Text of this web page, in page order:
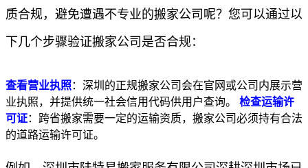
质合规，避免遭遇不专业的搬家公司呢？您可以通过以
下几个步骤验证搬家公司是否合规：
查看营业执照：深圳的正规搬家公司会在官网或公司内展示营
业执照，并提供统一社会信用代码供用户查询。 检查运输许
可证：跨省搬家需要一定的运输资质，搬家公司必须持有合法
的道路运输许可证。